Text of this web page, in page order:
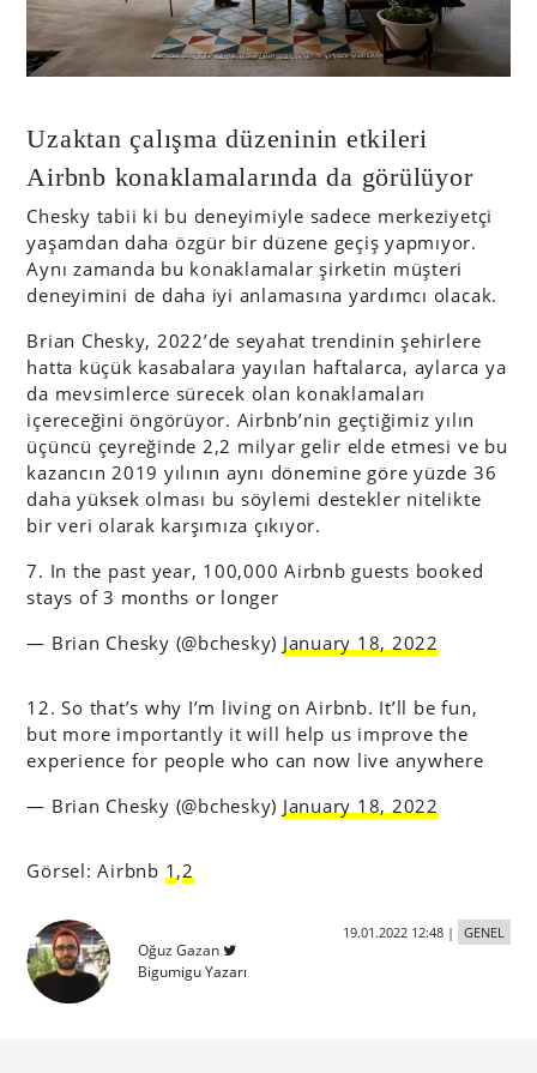
Uzaktan çalışma düzeninin etkileri
Airbnb konaklamalarında da görülüyor
Chesky tabii ki bu deneyimiyle sadece merkeziyetçi
yaşamdan daha özgür bir düzene geçiş yapmıyor.
Aynı zamanda bu konaklamalar şirketin müşteri
deneyimini de daha iyi anlamasına yardımcı olacak.
Brian Chesky, 2022’de seyahat trendinin şehirlere
hatta küçük kasabalara yayılan haftalarca, aylarca ya
da mevsimlerce sürecek olan konaklamaları
içereceğini öngörüyor. Airbnb’nin geçtiğimiz yılın
üçüncü çeyreğinde 2,2 milyar gelir elde etmesi ve bu
kazancın 2019 yılının aynı dönemine göre yüzde 36
daha yüksek olması bu söylemi destekler nitelikte
bir veri olarak karşımıza çıkıyor.
7. In the past year, 100,000 Airbnb guests booked
stays of 3 months or longer
— Brian Chesky (@bchesky) January 18, 2022
12. So that’s why I’m living on Airbnb. It’ll be fun,
but more importantly it will help us improve the
experience for people who can now live anywhere
— Brian Chesky (@bchesky) January 18, 2022
Görsel: Airbnb 1 ,2
Oğuz Gazan
Bigumigu Yazarı
19.01.2022 12:48| GENEL